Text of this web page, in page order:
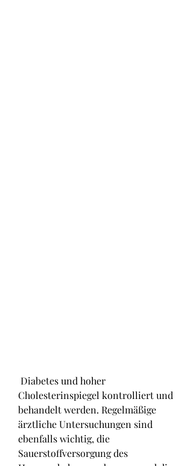
Cholesterinspiegel kontrolliert und
behandelt werden. Regelmäßige
ärztliche Untersuchungen sind
ebenfalls wichtig, die
Sauerstoffversorgung des